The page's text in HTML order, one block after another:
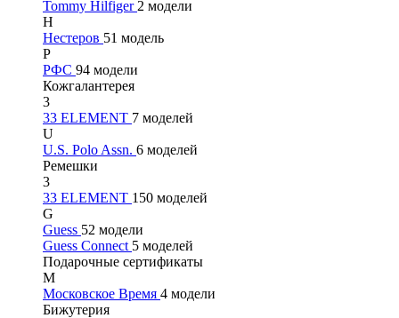
Tommy Hilfiger 2 модели
Н
Нестеров 51 модель
Р
РФС 94 модели
Кожгалантерея
3
33 ELEMENT 7 моделей
U
U.S. Polo Assn. 6 моделей
Ремешки
3
33 ELEMENT 150 моделей
G
Guess 52 модели
Guess Connect 5 моделей
Подарочные сертификаты
М
Московское Время 4 модели
Бижутерия